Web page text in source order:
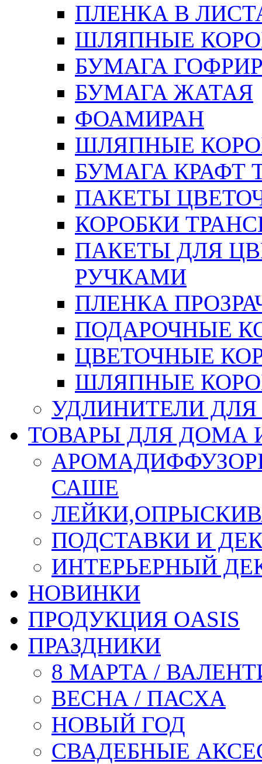
ПЛЕНКА В
ШЛЯПНЫЕ
БУМАГА
БУМАГА ЖАТАЯ
ФОАМИРАН
ШЛЯПНЫЕ
БУМАГА КРАФТ
ПАКЕТЫ
КОРОБКИ
ПАКЕТЫ ДЛЯ
РУЧКАМИ
ПЛЕНКА
ПОДАРОЧНЫЕ
ЦВЕТОЧНЫЕ
ШЛЯПНЫЕ
УДЛИНИТЕЛИ
ТОВАРЫ ДЛЯ ДОМА
САШЕ
ПОДСТАВКИ И
ИНТЕРЬЕРНЫЙ
НОВИНКИ
ПРОДУКЦИЯ OASIS
ПРАЗДНИКИ
8 МАРТА /
ВЕСНА / ПАСХА
НОВЫЙ ГОД
СВАДЕБНЫЕ